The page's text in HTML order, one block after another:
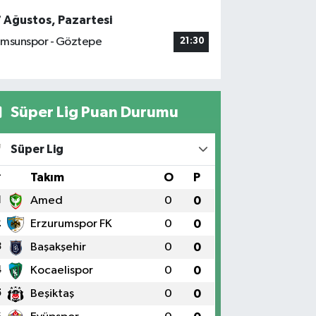
Ağustos, Pazartesi
- Göztepe
21:30
Süper Lig Puan Durumu
Süper Lig
Takım O P
Amed 0 0
Erzurumspor FK 0 0
Başakşehir 0 0
Kocaelispor 0 0
Beşiktaş 0 0